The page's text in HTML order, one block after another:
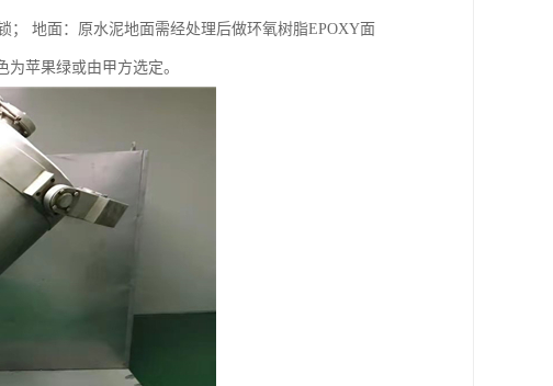
； 地面：原水泥地面需经处理后做环氧树脂EPOXY面
苹果绿或由甲方选定。